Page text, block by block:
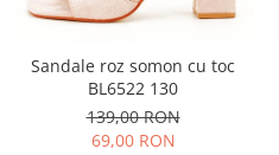
Sandale roz somon cu toc
BL6522 130
139,00 RON
69,00 RON